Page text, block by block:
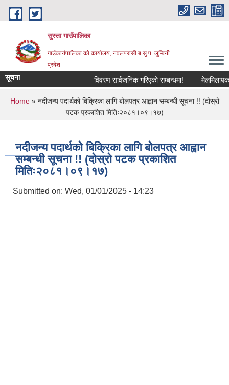
Skip to main content
सुस्ता गाउँपालिका
गाउँकार्यपालिका काे कार्यालय, नवलपरासी ब.सु.प. लुम्बिनी
प्रदेश
सूचना विवरण सार्वजनिक गरिएको सम्बन्धमा!
You are here
Home» नदीजन्य पदार्थको बिक्रिका लागि बोलपत्र आह्वान सम्बन्धी सूचना !! (दोस्रो
पटक प्रकाशित मितिः२०८१।०९।१७)
नदीजन्य पदार्थको बिक्रिका लागि बोलपत्र आह्वान
सम्बन्धी सूचना !! (दोस्रो पटक प्रकाशित
मितिः२०८१।०९।१७)
Submitted on: Wed, 01/01/2025 - 14:23